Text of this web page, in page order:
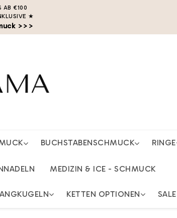
AB €100
★
>>>
BUCHSTABENSCHMUCK RINGE
MEDIZIN & ICE - SCHMUCK
KETTEN OPTIONEN SALE